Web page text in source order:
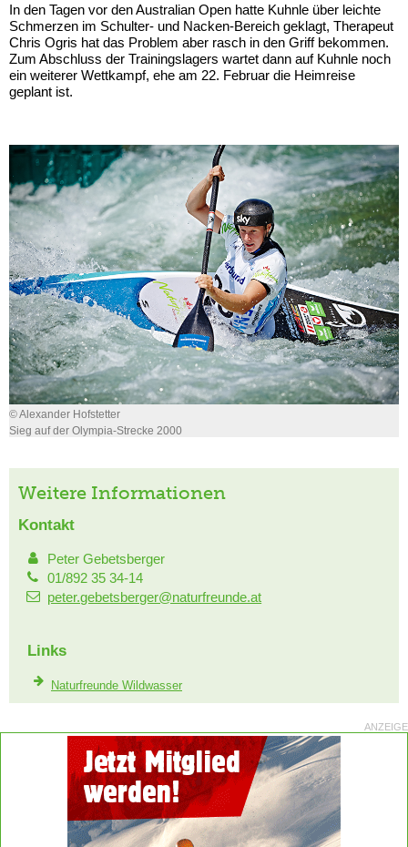
In den Tagen vor den Australian Open hatte Kuhnle über leichte
Schmerzen im Schulter- und Nacken-Bereich geklagt, Therapeut
Chris Ogris hat das Problem aber rasch in den Griff bekommen.
Zum Abschluss der Trainingslagers wartet dann auf Kuhnle noch
ein weiterer Wettkampf, ehe am 22. Februar die Heimreise
geplant ist.
© Alexander Hofstetter
Sieg auf der Olympia-Strecke 2000
Weitere Informationen
Kontakt
Peter Gebetsberger
01/892 35 34-14
peter.gebetsberger@naturfreunde.at
Links
Naturfreunde Wildwasser
ANZEIGE